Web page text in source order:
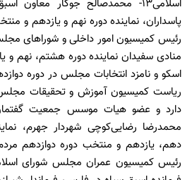
اسلامی۱۳- محمدصالح جوکار
پاسداران، نماینده دوره نهم و یازدهم و
منادی سفیدان نماینده دوره هشتم، نهم و
اسکو و نامزد انتخابات مجلس در دوره
ریاست کمیسیون آموزش و تحقیقات مجلس
محمدرضا رضایی‌کوچی شهردار جهرم،
دهم، یازدهم و منتخب دوره دوازدهم